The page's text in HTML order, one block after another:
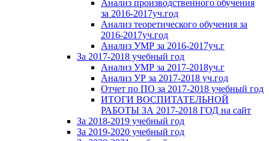
Анализ производственного обучения
за 2016-2017уч.год
Анализ теоретического обучения за
2016-2017уч.год
Анализ УМР за 2016-2017уч.г
За 2017-2018 учебный год
Анализ УМР за 2017-2018уч.г
Анализ УР за 2017-2018 уч.год
Отчет по ПО за 2017-2018 учебный год
ИТОГИ ВОСПИТАТЕЛЬНОЙ
РАБОТЫ ЗА 2017-2018 ГОД на сайт
За 2018-2019 учебный год
За 2019-2020 учебный год